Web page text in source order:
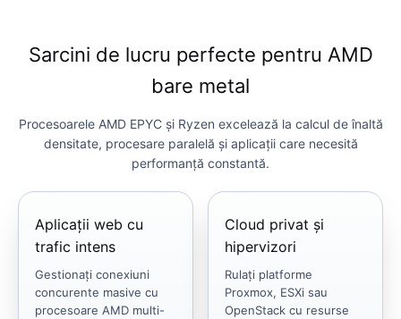
Sarcini de lucru perfecte pentru AMD
bare metal
Procesoarele AMD EPYC și Ryzen excelează la calcul de înaltă
densitate, procesare paralelă și aplicații care necesită
performanță constantă.
Aplicații web cu
trafic intens
Gestionați conexiuni
concurente masive cu
procesoare AMD multi-
Cloud privat și
hipervizori
Rulați platforme
Proxmox, ESXi sau
OpenStack cu resurse